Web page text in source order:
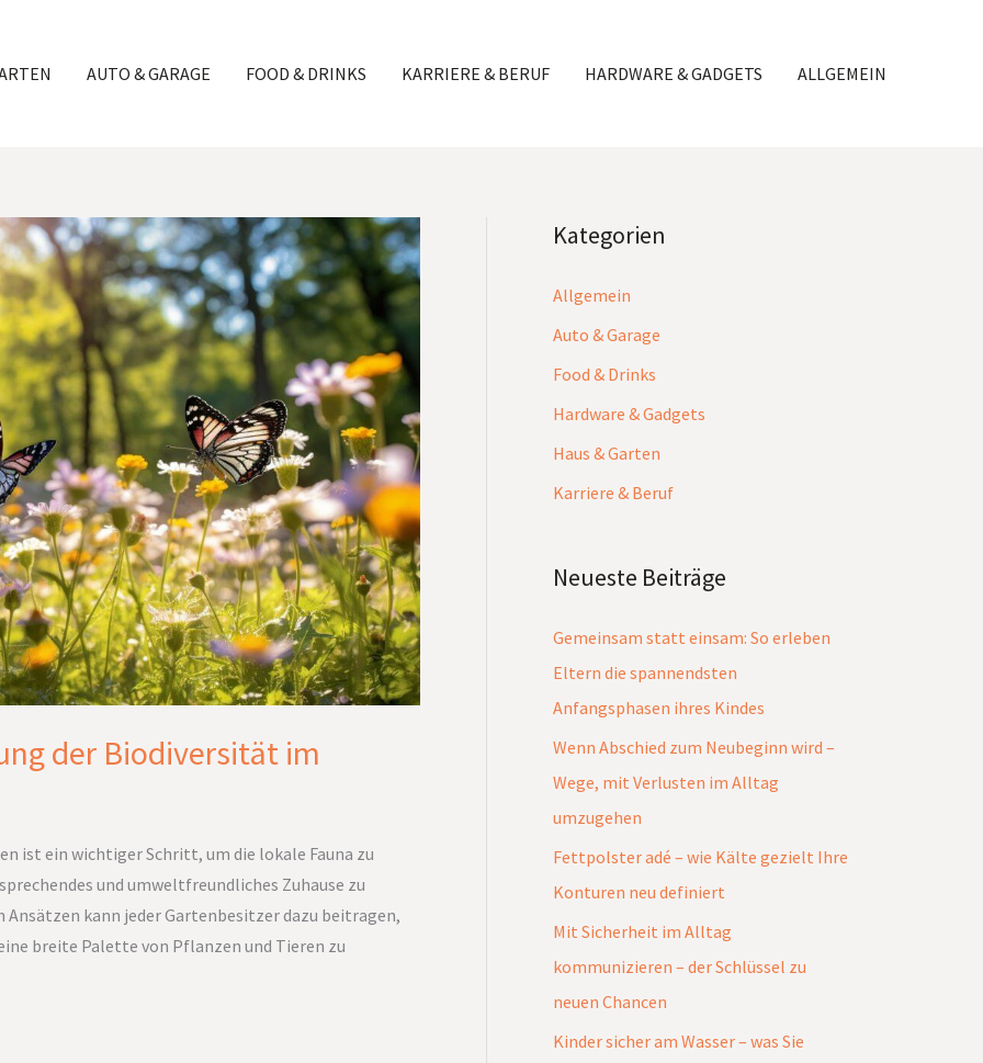
AUTO & GARAGE FOOD & DRINKS KARRIERE & BERUF HARDWARE & GADGETS ALLGEMEIN
der Biodiversität im
ist ein wichtiger Schritt, um die lokale Fauna zu
und umweltfreundliches Zuhause zu
kann jeder Gartenbesitzer dazu beitragen,
breite Palette von Pflanzen und Tieren zu
Kategorien
Allgemein
Auto & Garage
Food & Drinks
Hardware & Gadgets
Haus & Garten
Karriere & Beruf
Neueste Beiträge
Gemeinsam statt einsam: So erleben
Eltern die spannendsten
Anfangsphasen ihres Kindes
Wenn Abschied zum Neubeginn wird –
Wege, mit Verlusten im Alltag
umzugehen
Fettpolster adé – wie Kälte gezielt Ihre
Konturen neu definiert
Mit Sicherheit im Alltag
kommunizieren – der Schlüssel zu
neuen Chancen
Kinder sicher am Wasser – was Sie